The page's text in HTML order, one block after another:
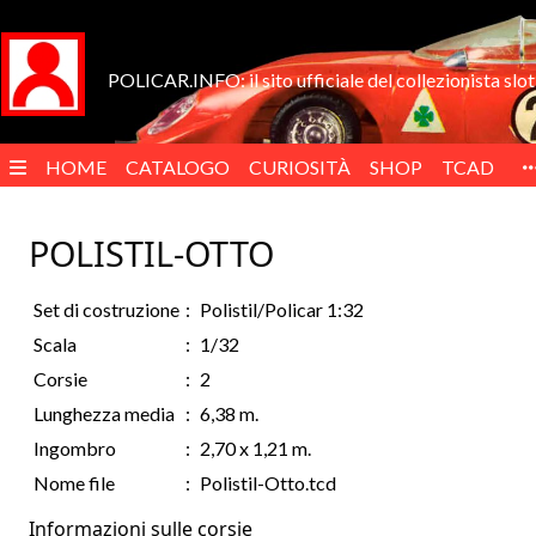
POLICAR.INFO: il sito ufficiale del collezionista
HOME CATALOGO CURIOSITÀ SHOP TCAD
POLISTIL-OTTO
Set di costruzione : Polistil/Policar 1:32
Scala
: 1/32
Corsie
: 2
Lunghezza media : 6,38 m.
Ingombro
: 2,70 x 1,21 m.
Nome file
: Polistil-Otto.tcd
Informazioni sulle corsie